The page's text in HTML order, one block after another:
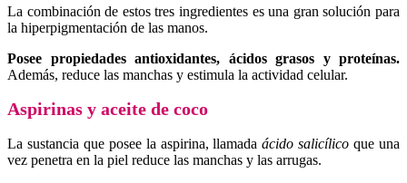
La combinación de estos tres ingredientes es una gran solución para
la hiperpigmentación de las manos.
Posee propiedades antioxidantes, ácidos grasos y proteínas.
Además, reduce las manchas y estimula la actividad celular.
Aspirinas y aceite de coco
La sustancia que posee la aspirina, llamadaácido salicílicoque una
vez penetra en la piel reduce las manchas y las arrugas.